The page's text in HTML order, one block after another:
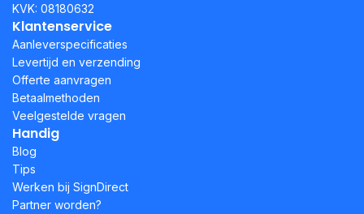
KVK: 08180632
Klantenservice
Aanleverspecificaties
Levertijd en verzending
Offerte aanvragen
Betaalmethoden
Veelgestelde vragen
Handig
Blog
Tips
Werken bij SignDirect
Partner worden?